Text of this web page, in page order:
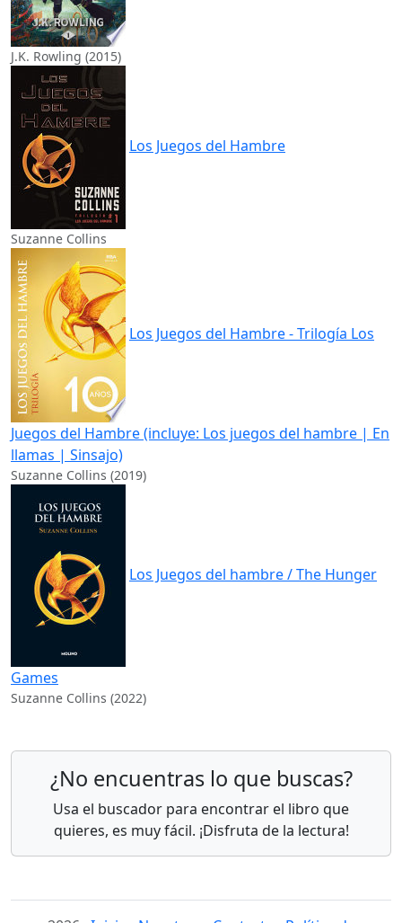
J.K. Rowling (2015)
Los Juegos del Hambre
Suzanne Collins
Los Juegos del Hambre - Trilogía Los
Juegos del Hambre (incluye: Los juegos del hambre | En
llamas | Sinsajo)
Suzanne Collins (2019)
Los Juegos del hambre / The Hunger
Games
Suzanne Collins (2022)
¿No encuentras lo que buscas?
Usa el buscador para encontrar el libro que
quieres, es muy fácil. ¡Disfruta de la lectura!